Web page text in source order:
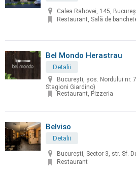
Calea Rahovei, 145,
Restaurant, Sală de
Bel Mondo Herastrau
Detalii
București, șos. Nordului nr.
Stagioni Giardino)
Restaurant, Pizzeria
Belviso
Detalii
București, Sector 3, str. Sf.
Restaurant